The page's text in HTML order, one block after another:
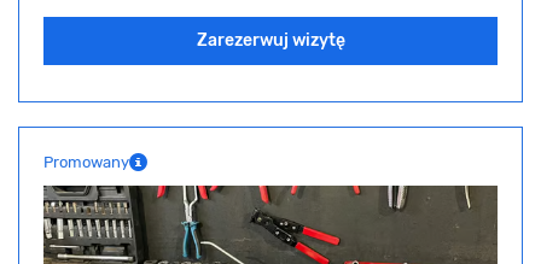
Zarezerwuj wizytę
Promowany